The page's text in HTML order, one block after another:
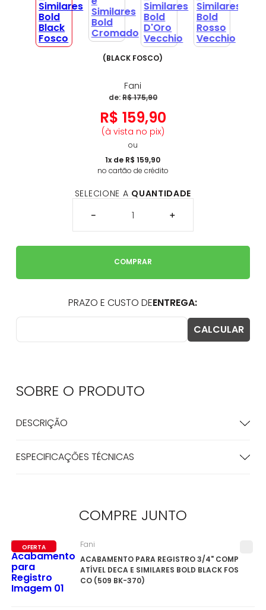
(BLACK FOSCO)
Fani
de:R$175,90
R$ 159,90
(à vista no pix)
ou
1x de R$ 159,90
no cartão de crédito
SELECIONE A QUANTIDADE
＋
－
COMPRAR
SOBRE O PRODUTO
DESCRIÇÃO
ESPECIFICAÇÕES TÉCNICAS
COMPRE JUNTO
OFERTA
ACABAMENTO PARA REGISTRO 3/4" COMP
ATÍVEL DECA E SIMILARES BOLD BLACK FOS
CO (509 BK-370)
Fani